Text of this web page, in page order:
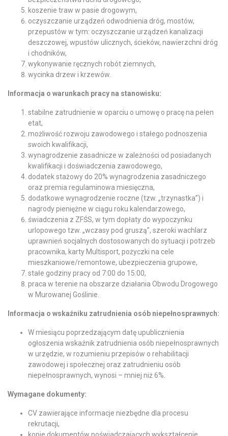
koszenie traw w pasie drogowym,
oczyszczanie urządzeń odwodnienia dróg, mostów,
przepustów w tym: oczyszczanie urządzeń kanalizacji
deszczowej, wpustów ulicznych, ścieków, nawierzchni dróg
i chodników,
wykonywanie ręcznych robót ziemnych,
wycinka drzew i krzewów.
Informacja o warunkach pracy na stanowisku:
stabilne zatrudnienie w oparciu o umowę o pracę na pełen
etat,
możliwość rozwoju zawodowego i stałego podnoszenia
swoich kwalifikacji,
wynagrodzenie zasadnicze w zależności od posiadanych
kwalifikacji i doświadczenia zawodowego,
dodatek stażowy do 20% wynagrodzenia zasadniczego
oraz premia regulaminowa miesięczna,
dodatkowe wynagrodzenie roczne (tzw. „trzynastka”) i
nagrody pieniężne w ciągu roku kalendarzowego,
świadczenia z ZFŚS, w tym dopłaty do wypoczynku
urlopowego tzw. „wczasy pod gruszą”, szeroki wachlarz
uprawnień socjalnych dostosowanych do sytuacji i potrzeb
pracownika, karty Multisport, pożyczki na cele
mieszkaniowe/remontowe, ubezpieczenia grupowe,
stałe godziny pracy od 7:00 do 15:00,
praca w terenie na obszarze działania Obwodu Drogowego
w Murowanej Goślinie.
Informacja o wskaźniku zatrudnienia osób niepełnosprawnych:
W miesiącu poprzedzającym datę upublicznienia
ogłoszenia wskaźnik zatrudnienia osób niepełnosprawnych
w urzędzie, w rozumieniu przepisów o rehabilitacji
zawodowej i społecznej oraz zatrudnieniu osób
niepełnosprawnych, wynosi – mniej niż 6%.
Wymagane dokumenty:
CV zawierające informacje niezbędne dla procesu
rekrutacji,